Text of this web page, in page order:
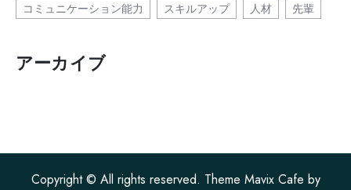
コミュニケーション能力 スキルアップ 人材 先輩
アーカイブ
Copyright © All rights reserved. Theme Mavix Cafe by